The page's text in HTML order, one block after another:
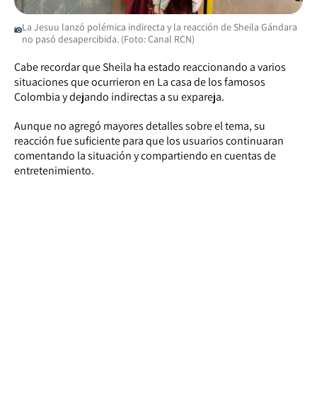
La Jesuu lanzó polémica indirecta y la reacción de Sheila Gándara
no pasó desapercibida. (Foto: Canal RCN)
Cabe recordar que Sheila ha estado reaccionando a varios
situaciones que ocurrieron en La casa de los famosos
Colombia y dejando indirectas a su expareja.
Aunque no agregó mayores detalles sobre el tema, su
reacción fue suficiente para que los usuarios continuaran
comentando la situación y compartiendo en cuentas de
entretenimiento.